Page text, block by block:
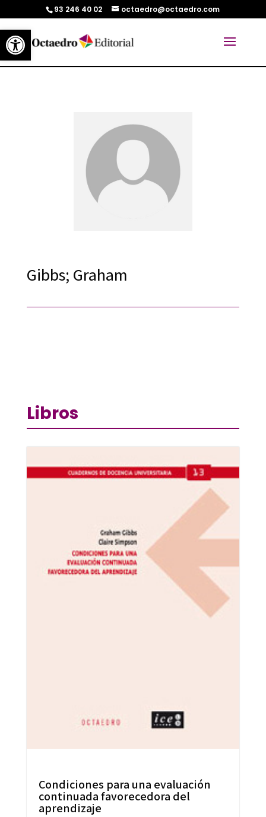
Abrir barra de herramientas
93 246 40 02 octaedro@octaedro.com
Gibbs; Graham
Libros
Condiciones para una evaluación
continuada favorecedora del
aprendizaje